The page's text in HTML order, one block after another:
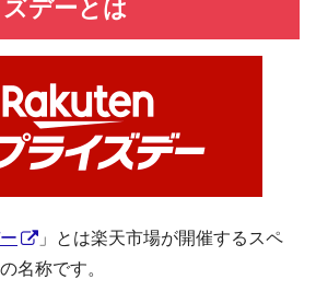
デーとは
」とは楽天市場が開催するスペ
名称です。